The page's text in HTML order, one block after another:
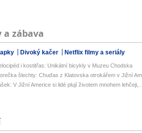
a zábava
Divoký kačer Netflix filmy a seriály
i kostitřas: Unikátní bicykly v Muzeu Chodska
šlechty: Chuďas z Klatovska otrokářem v Jižní
V Jižní Americe si lidé plují životem mnohem